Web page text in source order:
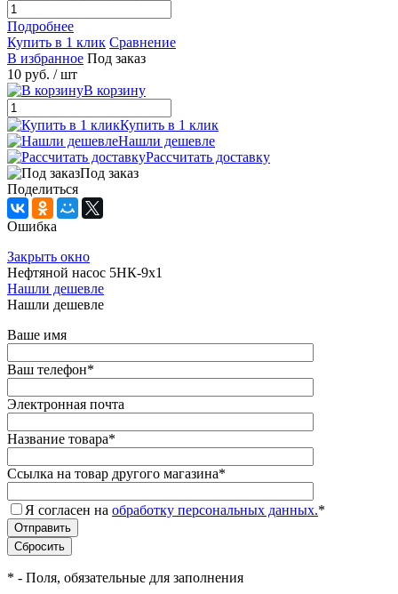
Подробнее
Купить в 1 клик Сравнение
В избранное Под заказ
10 руб. / шт
В корзину
Купить в 1 клик
Нашли дешевле
Рассчитать доставку
Под заказ
Поделиться
Ошибка
Закрыть окно
Нефтяной насос 5НК-9х1
Нашли дешевле
Нашли дешевле
Ваше имя
Ваш телефон*
Электронная почта
Название товара*
Ссылка на товар другого магазина*
Я согласен на обработку персональных данных.*
* - Поля, обязательные для заполнения